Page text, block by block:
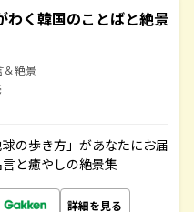
わく韓国のことばと絶景
＆絶景
の歩き方」があなたにお届
と癒やしの絶景集
詳細を見る